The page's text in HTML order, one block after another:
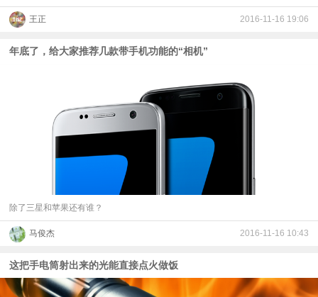
王正 2016-11-16 19:06
年底了，给大家推荐几款带手机功能的“相机”
除了三星和苹果还有谁？
马俊杰 2016-11-16 10:43
这把手电筒射出来的光能直接点火做饭